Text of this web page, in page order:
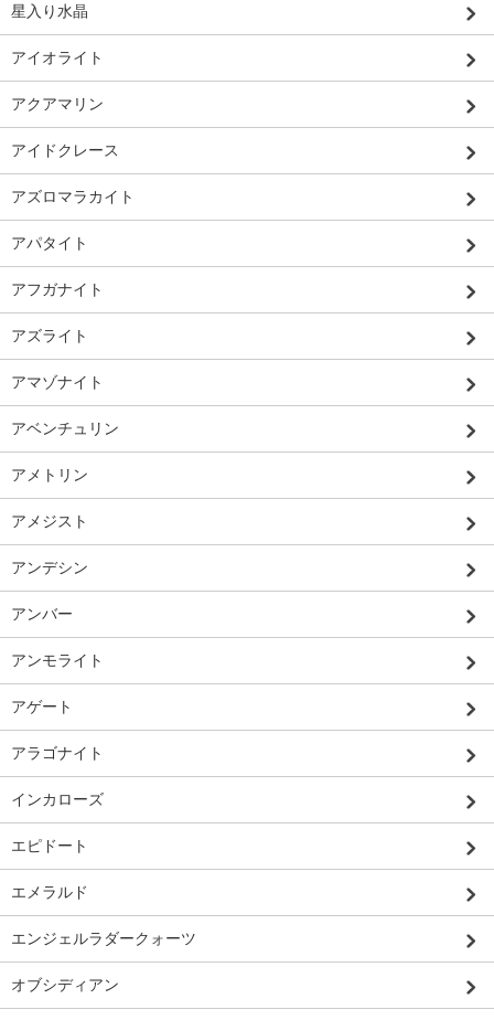
星入り水晶
アイオライト
アクアマリン
アイドクレース
アズロマラカイト
アパタイト
アフガナイト
アズライト
アマゾナイト
アベンチュリン
アメトリン
アメジスト
アンデシン
アンバー
アンモライト
アゲート
アラゴナイト
インカローズ
エピドート
エメラルド
エンジェルラダークォーツ
オブシディアン